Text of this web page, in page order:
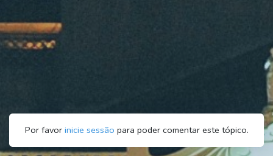
Por favor inicie sessão para poder comentar este tópico.